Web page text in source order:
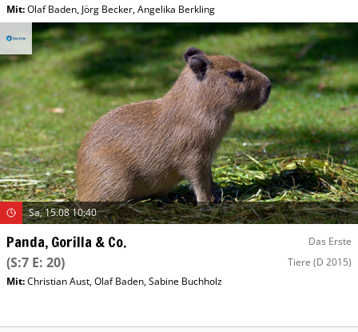
Mit:Olaf Baden, Jörg Becker,Angelika Berkling
Sa, 15.08 10:40
Panda, Gorilla & Co. Das Erste
(S:7 E: 20) Tiere (D 2015)
Mit:Christian Aust,Olaf Baden,Sabine Buchholz